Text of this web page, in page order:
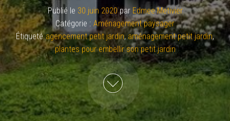
Publié le 30 juin 2020par Edmee Metivier
Catégorie : Aménagement paysager
Étiqueté agencement petit jardin, aménagement petit jardin,
plantes pour embellir son petit jardin